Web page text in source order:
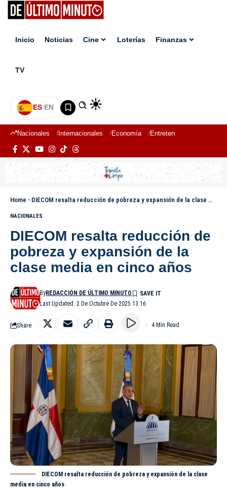
Inicio Noticias Cine Loterías Finanzas
TV
ES|EN
Nacionales Internacionales Economía Entretenimiento
Home - DIECOM resalta reducción de pobreza y expansión de la clase media en cinco años
NACIONALES
DIECOM resalta reducción de
pobreza y expansión de la
clase media en cinco años
Last Updated: 2 De Octubre De 2025 13:16
ByREDACCIÓN DE ÚLTIMO MINUTO
Share 4 Min Read
DIECOM resalta reducción de pobreza y expansión de la clase
media en cinco años